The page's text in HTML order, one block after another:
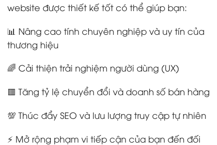
website được thiết kế tốt có thể giúp bạn:
📊 Nâng cao tính chuyên nghiệp và uy tín của
thương hiệu
🌈 Cải thiện trải nghiệm người dùng (UX)
🟥 Tăng tỷ lệ chuyển đổi và doanh số bán hàng
💯 Thúc đẩy SEO và lưu lượng truy cập tự nhiên
⚡ Mở rộng phạm vi tiếp cận của bạn đến đối